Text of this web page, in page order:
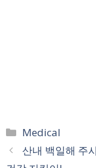
카
테
고
Medical
산내 백일해 주